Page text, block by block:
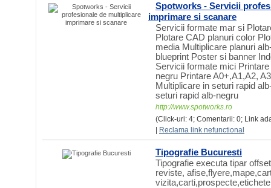
Spotworks - Servicii
imprimare si scanare
Servicii formate mar si
Plotare CAD planuri color
media Multiplicare planuri
blueprint Poster si banner
Servicii formate mici
negru Printare A0+,A1,A2,
Multiplicare in seturi rapid
seturi rapid alb-negru
http://www.spotworks.ro
(Click-uri: 4; Comentarii: 0; Link
Reclama link nefunctional
Tipografie Bucuresti
Tipografie executa tipar
reviste,